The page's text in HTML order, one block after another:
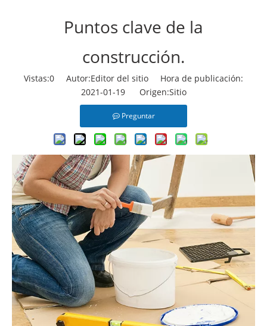
Puntos clave de la
construcción.
Vistas:0 Autor:Editor del sitio Hora de publicación:
2021-01-19 Origen:Sitio
Preguntar